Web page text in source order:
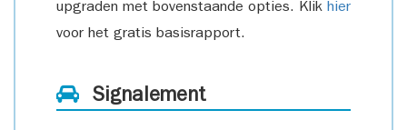
upgraden met bovenstaande opties. Klik hier
voor het gratis basisrapport.
Signalement